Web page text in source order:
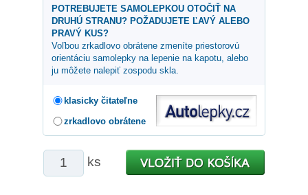
POTREBUJETE SAMOLEPKOU OTOČIŤ NA
DRUHÚ STRANU? POŽADUJETE ĽAVÝ ALEBO
PRAVÝ KUS?
Voľbou zrkadlovo obrátene zmeníte priestorovú
orientáciu samolepky na lepenie na kapotu, alebo
ju môžete nalepiť zospodu skla.
klasicky čitateľne
zrkadlovo obrátene
ks